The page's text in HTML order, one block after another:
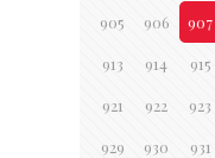
905 906 907
913 914 915
921 922 923
929 930 931